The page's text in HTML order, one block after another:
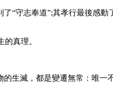
守志奉道”;其孝行最後感動
真理。
滅，都是變遷無常：唯一